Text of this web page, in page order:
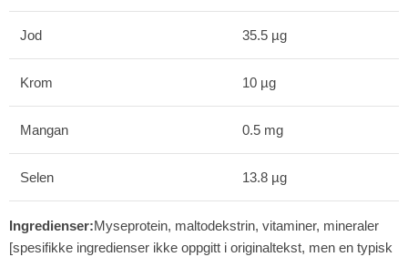
Jod 35.5 µg
Krom 10 µg
Mangan 0.5 mg
Selen 13.8 µg
Ingredienser:Myseprotein, maltodekstrin, vitaminer, mineraler
[spesifikke ingredienser ikke oppgitt i originaltekst, men en typisk